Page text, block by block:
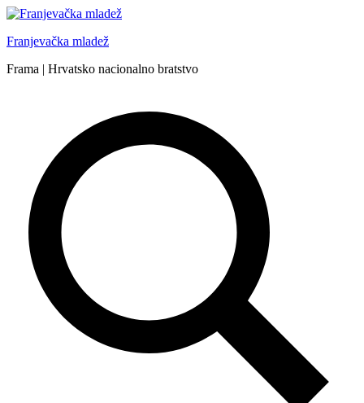
Skip
content
Franjevačka mladež
Frama | Hrvatsko nacionalno bratstvo